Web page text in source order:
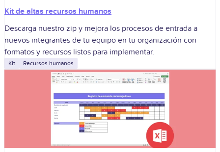
Kit de altas recursos humanos
Descarga nuestro zip y mejora los procesos de entrada a
nuevos integrantes de tu equipo en tu organización con
formatos y recursos listos para implementar.
Kit Recursos humanos